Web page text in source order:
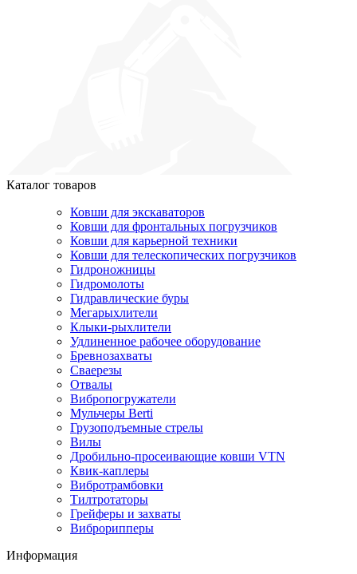
Каталог товаров
Ковши для экскаваторов
Ковши для фронтальных погрузчиков
Ковши для карьерной техники
Ковши для телескопических погрузчиков
Гидроножницы
Гидромолоты
Гидравлические буры
Мегарыхлители
Клыки-рыхлители
Удлиненное рабочее оборудование
Бревнозахваты
Сваерезы
Отвалы
Вибропогружатели
Мульчеры Berti
Грузоподъемные стрелы
Вилы
Дробильно-просеивающие ковши VTN
Квик-каплеры
Вибротрамбовки
Тилтротаторы
Грейферы и захваты
Виброрипперы
Информация